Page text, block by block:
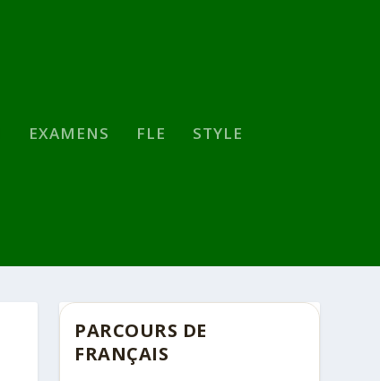
EXAMENS FLE STYLE
PARCOURS DE
FRANÇAIS